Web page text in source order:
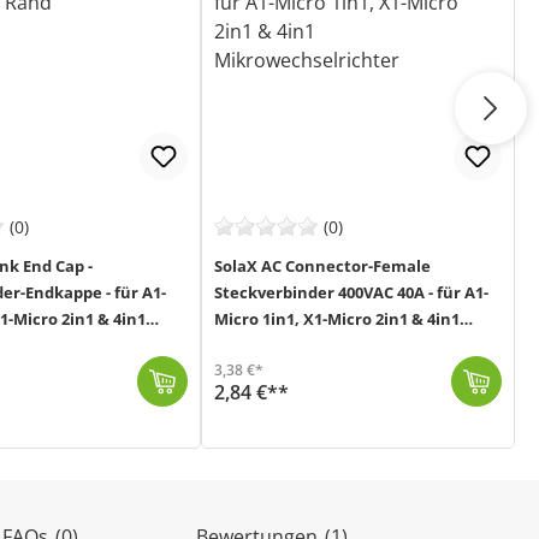
(0)
End Cap -
Endkappe - für A1-
Micro 2in1 & 4in1
(0)
SolaX AC Connector-Female
Steckverbinder 400VAC 40A - für A1-
Micro 1in1, X1-Micro 2in1 & 4in1
3,38 €*
2,84 €**